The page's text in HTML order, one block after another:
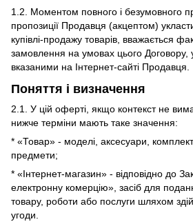
1.2. Моментом повного і безумовного
пропозиції Продавця (акцептом)
купівлі-продажу товарів, вважається
замовлення на умовах цього Договору,
вказаними на Інтернет-сайті Продавця.
Поняття і визначення
2.1. У цій оферті, якщо контекст не
нижче терміни мають таке значення:
* «Товар» - моделі, аксесуари,
предмети;
* «Інтернет-магазин» - відповідно до
електронну комерцію», засіб для
товару, роботи або послуги шляхом
угоди.